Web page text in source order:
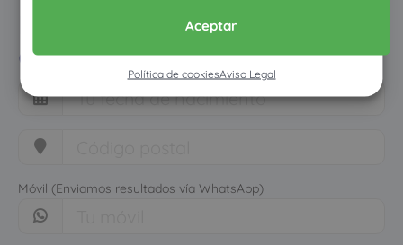
Aceptar
Política de cookiesAviso Legal
Pon tus datos y descubre
cuánto dinero ahorrarías
Móvil (Enviamos resultados vía WhatsApp)